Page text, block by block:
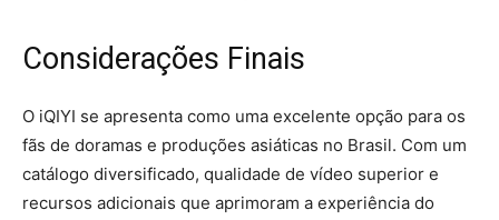
Considerações Finais
O iQIYI se apresenta como uma excelente opção para os
fãs de doramas e produções asiáticas no Brasil. Com um
catálogo diversificado, qualidade de vídeo superior e
recursos adicionais que aprimoram a experiência do